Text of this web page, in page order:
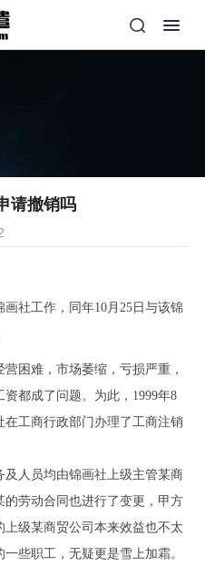
请撤销吗
社工作，同年10月25日与该锦
困难，市场萎缩，亏损严重，
都成了问题。为此，1999年8
在工商行政部门办理了工商注销
人员均由锦画社上级主管某商
劳动合同也进行了变更，甲方
级某商贸公司本来效益也不太
些职工，无疑更是雪上加霜。